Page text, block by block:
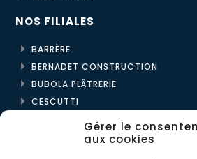
Gérer le
aux cookies
NOS FILIALES
BARRÈRE
BERNADET CONSTRUCTION
BUBOLA PLÂTRERIE
CESCUTTI